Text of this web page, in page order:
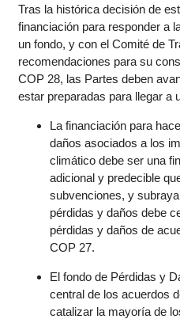
Tras la histórica decisión de
financiación para responder a
un fondo, y con el Comité de
recomendaciones para su
COP 28, las Partes deben
estar preparadas para llegar a
La financiación para
daños asociados a los
climático debe ser una
adicional y predecible
subvenciones, y
pérdidas y daños debe
pérdidas y daños de
COP 27.
El fondo de Pérdidas y
central de los acuerdos
catalizar la mayoría de